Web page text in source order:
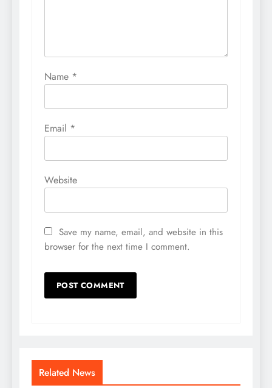
Name *
Email *
Website
Save my name, email, and website in this
browser for the next time I comment.
Related News